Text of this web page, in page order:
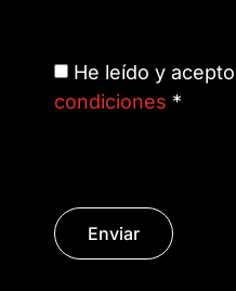
He leído y
condiciones *
Enviar